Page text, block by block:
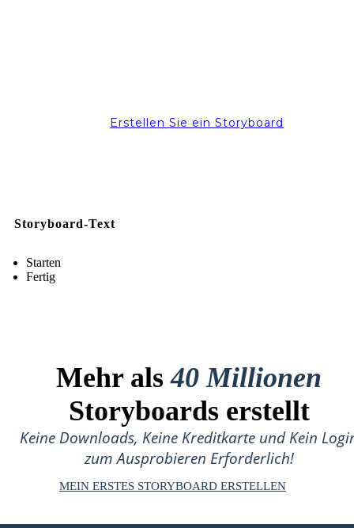
Erstellen Sie ein Storyboard
Storyboard-Text
Starten
Fertig
Mehr als40 Millionen
Storyboards erstellt
Keine Downloads, Keine Kreditkarte und Kein
zum Ausprobieren Erforderlich!
MEIN ERSTES STORYBOARD ERSTELLEN